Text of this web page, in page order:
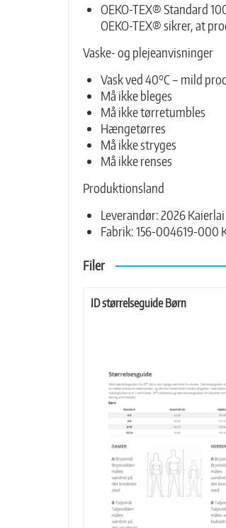
OEKO-TEX® Standard
OEKO-TEX® sikrer, at
Vaske- og plejeanvisninger
Vask ved 40°C – mild
Må ikke bleges
Må ikke tørretumbles
Hængetørres
Må ikke stryges
Må ikke renses
Produktionsland
Leverandør: 2026
Fabrik: 156-004619-000
Filer
ID størrelseguide Børn